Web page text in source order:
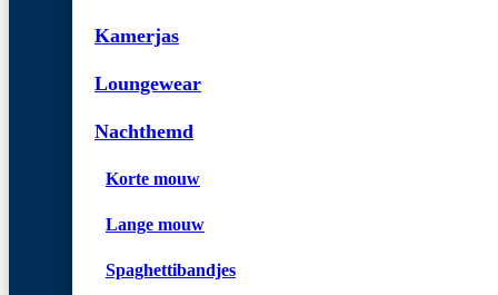
Kamerjas
Loungewear
Nachthemd
Korte mouw
Lange mouw
Spaghettibandjes